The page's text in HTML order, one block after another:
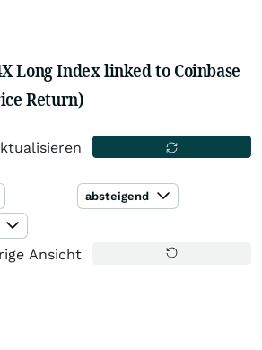
Long Index linked to Coinbase
Return)
absteigend
Ansicht